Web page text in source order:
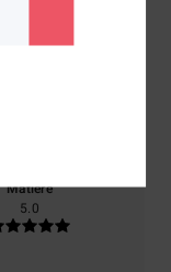
ce produit
Matière
5.0